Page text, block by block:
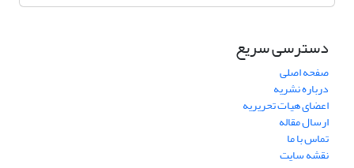
دسترسی سریع
صفحه اصلی
درباره نشریه
اعضای هیات تحریریه
ارسال مقاله
تماس با ما
نقشه سایت